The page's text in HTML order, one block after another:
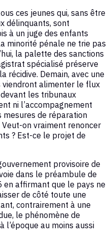
ces jeunes qui, sans être
délinquants, sont
à un juge des enfants
minorité pénale ne trie pas
la palette des sanctions
spécialisé préserve
récidive. Demain, avec une
viendront alimenter le flux
les tribunaux
ni l’accompagnement
mesures de réparation
on vraiment renoncer
? Est-ce le projet de
provisoire de
dans le préambule de
en affirmant que le pays ne
de côté toute une
contrairement à une
le phénomène de
l’époque au moins aussi